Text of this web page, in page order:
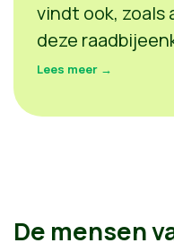
vindt ook, zoals
deze
Lees meer →
De mensen